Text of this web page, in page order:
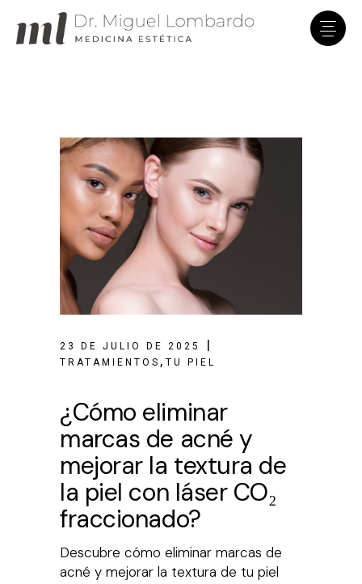
23 DE JULIO DE 2025
TRATAMIENTOS , TU PIEL
¿Cómo eliminar
marcas de acné y
mejorar la textura de
la piel con láser CO₂
fraccionado?
Descubre cómo eliminar marcas de
acné y mejorar la textura de tu piel